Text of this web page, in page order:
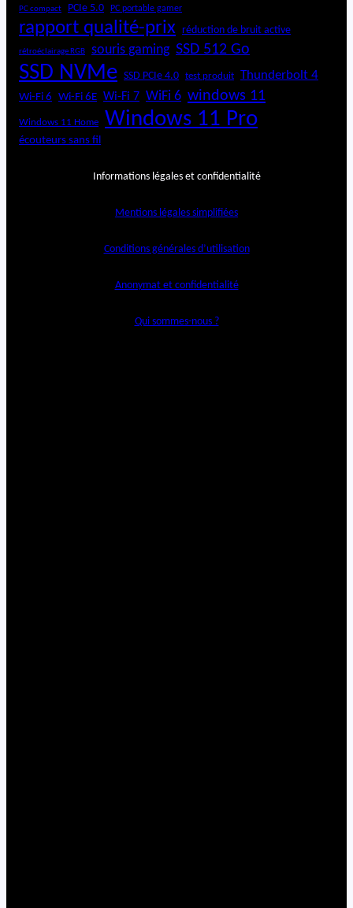
PC compact PCIe 5.0 PC portable gamer
rapport qualité-prix réduction de bruit active
rétroéclairage RGB souris gaming SSD 512 Go
SSD NVMe SSD PCIe 4.0 test produit Thunderbolt 4
Wi-Fi 6 Wi-Fi 6E Wi-Fi 7 WiFi 6 windows 11
Windows 11 Home Windows 11 Pro
écouteurs sans fil
Informations légales et confidentialité
Mentions légales simplifiées
Conditions générales d’utilisation
Anonymat et confidentialité
Qui sommes-nous ?